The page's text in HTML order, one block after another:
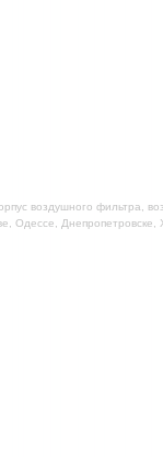
воздушного фильтра,
Одессе, Днепропетровске,